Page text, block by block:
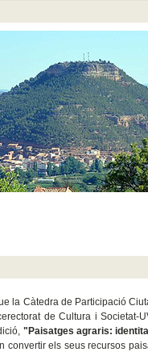
la Càtedra de Participació
de Cultura i Societat-
"Paisatges agraris:
els seus recursos